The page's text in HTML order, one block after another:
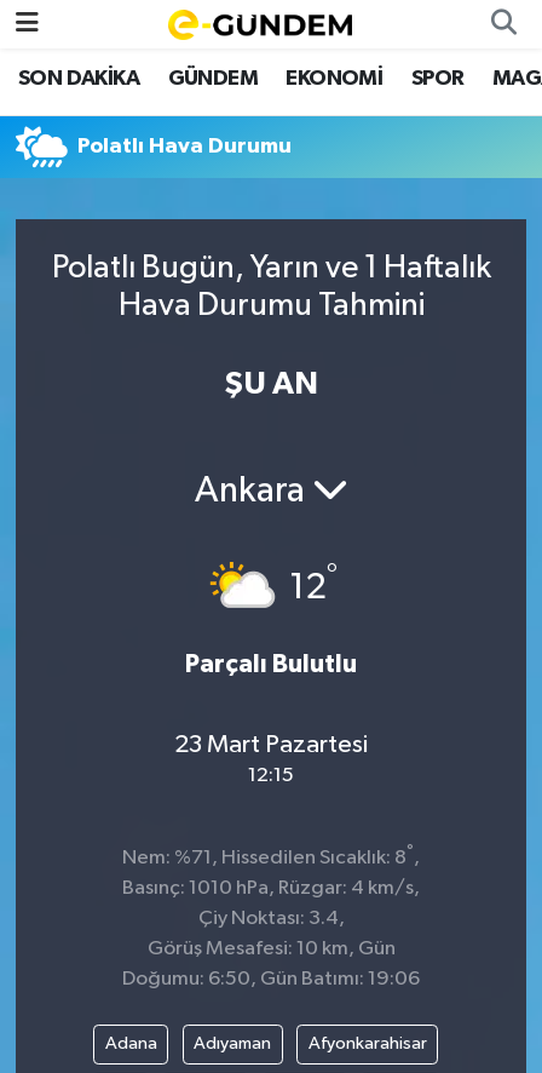
SON DAKİKA GÜNDEM EKONOMİ SPOR
Polatlı Hava Durumu
Polatlı Bugün, Yarın ve 1 Haftalık
Hava Durumu Tahmini
ŞU AN
Ankara
12°
Parçalı Bulutlu
23 Mart Pazartesi
12:15
Nem: %71, Hissedilen Sıcaklık: 8° ,
Basınç: 1010 hPa, Rüzgar: 4 km/s,
Çiy Noktası: 3.4,
Görüş Mesafesi: 10 km, Gün
Doğumu: 6:50, Gün Batımı: 19:06
Adana Adıyaman Afyonkarahisar
SON DAKİKA
GÜNDEM
EKONOMİ
SPOR
Nöbetçi Eczaneler
Hava Durumu
Namaz Vakitleri
Trafik Durumu